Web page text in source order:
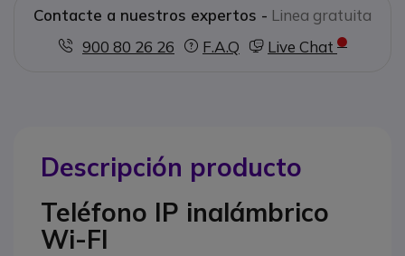
Contacte a nuestros expertos - Linea gratuita
900 80 26 26
F.A.Q Live Chat
Descripción producto
Teléfono IP inalámbrico
Wi-FI